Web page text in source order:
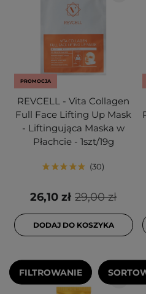
PROMOCJA
REVCELL - Vita Collagen
Full Face Lifting Up Mask
- Liftingująca Maska w
Płachcie - 1szt/19g
30
29,00 zł
26,10 zł
DODAJ DO KOSZYKA
FILTROWANIE